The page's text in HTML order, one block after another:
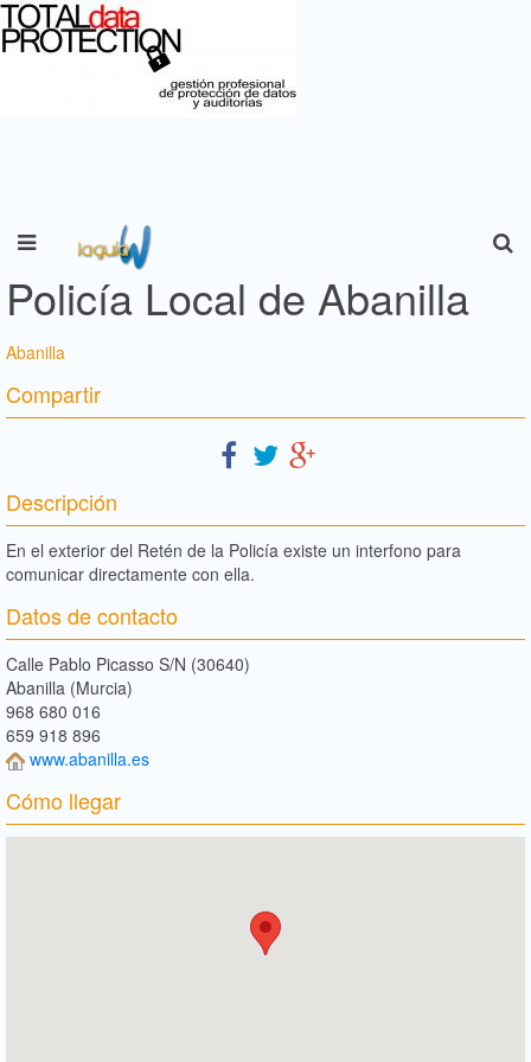
Policía Local de Abanilla
Abanilla
Compartir
Descripción
En el exterior del Retén de la Policía existe un interfono para
comunicar directamente con ella.
Datos de contacto
Calle Pablo Picasso S/N (30640)
Abanilla (Murcia)
968 680 016
659 918 896
www.abanilla.es
Cómo llegar